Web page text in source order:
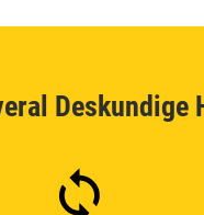
Deskundige